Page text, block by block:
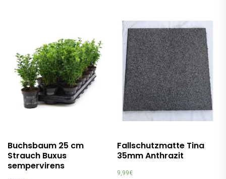
Buchsbaum 25 cm
Strauch Buxus
sempervirens
Fallschutzmatte Tina
35mm Anthrazit
9,99€